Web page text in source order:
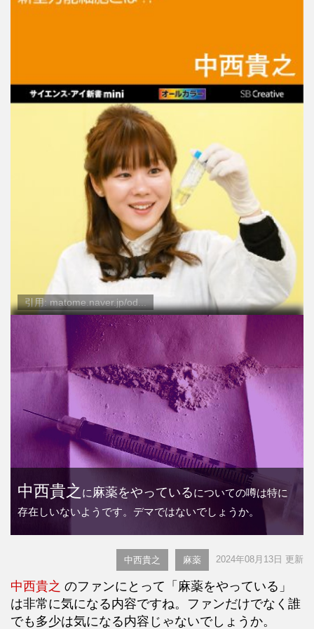
引用: matome.naver.jp/od...
中西貴之 に 麻薬をやっているについての噂は特に
存在しいないようです。デマではないでしょうか。
中西貴之 麻薬 2024年08月13日 更新
中西貴之 のファンにとって「麻薬をやっている」
は非常に気になる内容ですね。ファンだけでなく誰
でも多少は気になる内容じゃないでしょうか。